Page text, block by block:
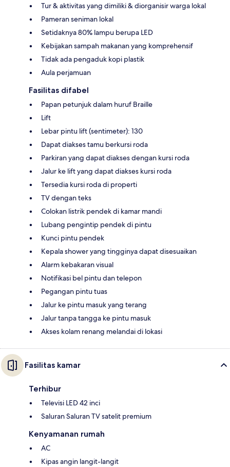
Tur & aktivitas yang dimiliki & diorganisir warga lokal
Pameran seniman lokal
Setidaknya 80% lampu berupa LED
Kebijakan sampah makanan yang komprehensif
Tidak ada pengaduk kopi plastik
Aula perjamuan
Fasilitas difabel
Papan petunjuk dalam huruf Braille
Lift
Lebar pintu lift (sentimeter): 130
Dapat diakses tamu berkursi roda
Parkiran yang dapat diakses dengan kursi roda
Jalur ke lift yang dapat diakses kursi roda
Tersedia kursi roda di properti
TV dengan teks
Colokan listrik pendek di kamar mandi
Lubang pengintip pendek di pintu
Kunci pintu pendek
Kepala shower yang tingginya dapat disesuaikan
Alarm kebakaran visual
Notifikasi bel pintu dan telepon
Pegangan pintu tuas
Jalur ke pintu masuk yang terang
Jalur tanpa tangga ke pintu masuk
Akses kolam renang melandai di lokasi
Fasilitas kamar
Terhibur
Televisi LED 42 inci
Saluran Saluran TV satelit premium
Kenyamanan rumah
AC
Kipas angin langit-langit